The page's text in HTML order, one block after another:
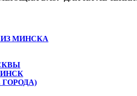
МИНСКА